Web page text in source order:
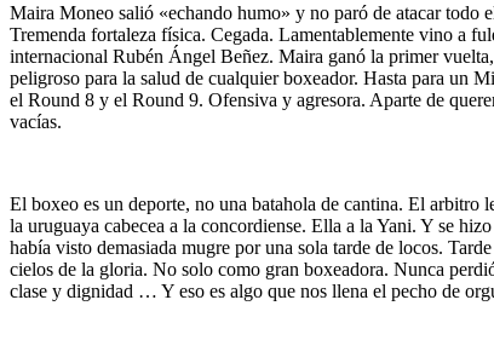
Maira Moneo salió «echando humo» y no paró de atacar todo
Tremenda fortaleza física. Cegada. Lamentablemente vino a
internacional Rubén Ángel Beñez. Maira ganó la primer
peligroso para la salud de cualquier boxeador. Hasta para un
el Round 8 y el Round 9. Ofensiva y agresora. Aparte de
vacías.
El boxeo es un deporte, no una batahola de cantina. El arbitro
la uruguaya cabecea a la concordiense. Ella a la Yani. Y se
había visto demasiada mugre por una sola tarde de locos.
cielos de la gloria. No solo como gran boxeadora. Nunca
clase y dignidad … Y eso es algo que nos llena el pecho de